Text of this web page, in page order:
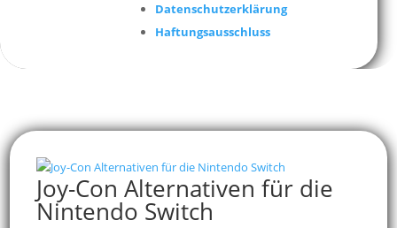
Datenschutzerklärung
Haftungsausschluss
Joy-Con Alternativen für die
Nintendo Switch